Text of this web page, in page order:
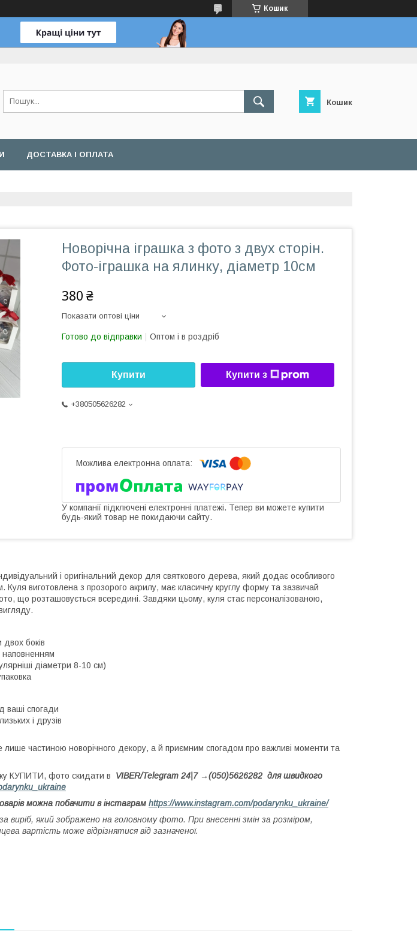
Кошик
Кошик
ДОСТАВКА І ОПЛАТА
Новорічна іграшка з фото з двух сторін.
Фото-іграшка на ялинку, діаметр 10см
380 ₴
Показати оптові ціни
Готово до відправки Оптом і в роздріб
Купити Купити з
+380505626282
У компанії підключені електронні платежі. Тепер ви можете купити
будь-який товар не покидаючи сайту.
і оригінальний декор для святкового дерева, який додає особливого
Куля виготовлена з прозорого акрилу, має класичну круглу форму та зазвичай
що розташовується всередині. Завдяки цьому, куля стає персоналізованою,
боків
наповненням
діаметри 8-10 см)
ваші спогади
і друзів
лише частиною новорічного декору, а й приємним спогадом про важливі моменти та
КУПИТИ, фото скидати в
VIBER/Telegram 24|7 →(050)5626282 для швидкого
можна побачити в інстаграм https://www.instagram.com/podarynku_ukraine/
виріб, який зображено на головному фото. При внесенні змін за розміром,
вартість може відрізнятися від зазначеної.